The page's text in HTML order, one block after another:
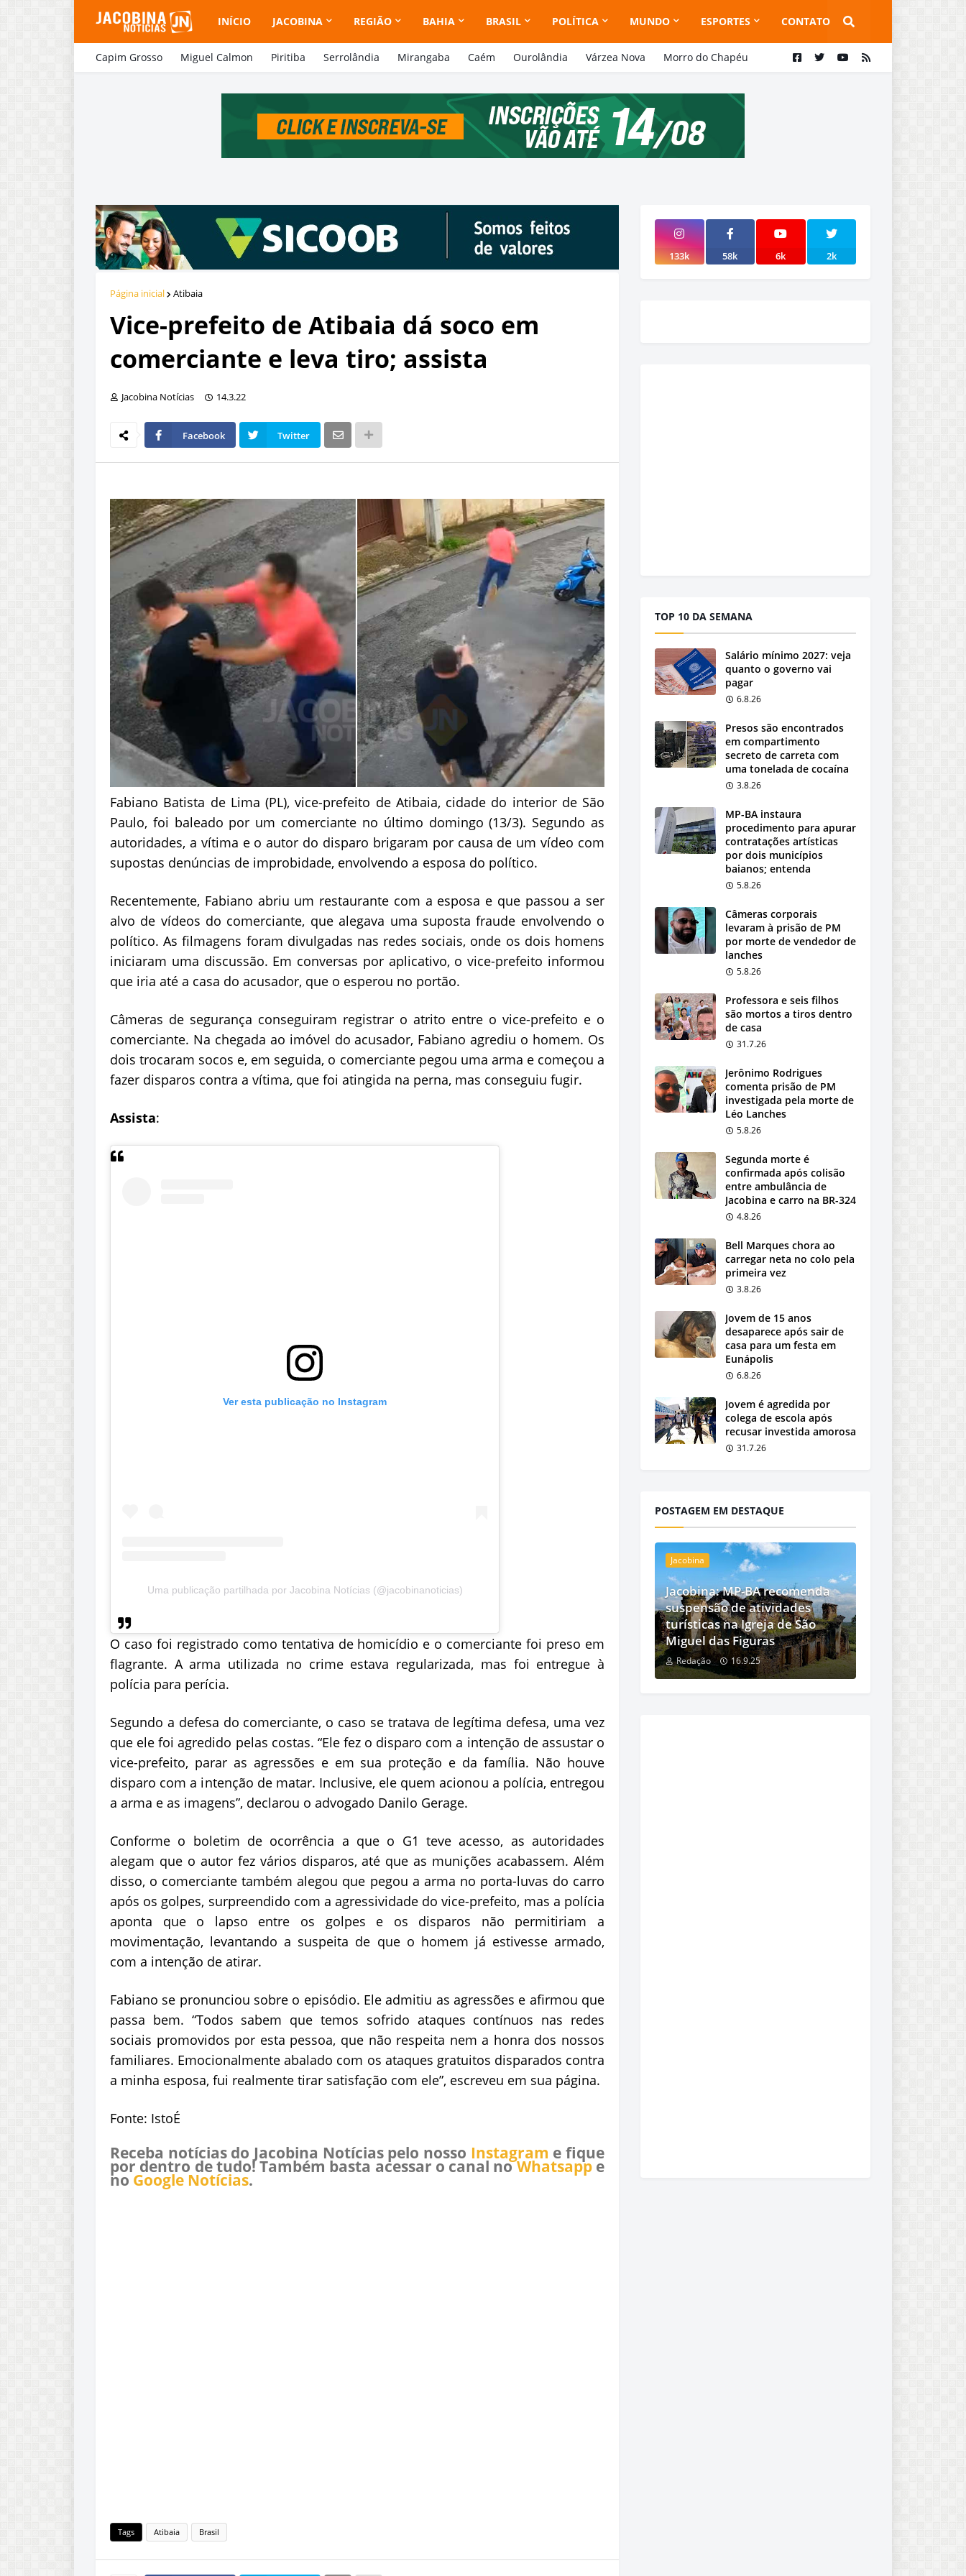
INÍCIO JACOBINA REGIÃO BAHIA BRASIL POLÍTICA MUNDO ESPORTES CONTATO
Capim Grosso Miguel Calmon Piritiba Serrolândia Mirangaba Caém Ourolândia Várzea Nova Morro do Chapéu
Página inicial Atibaia
Vice-prefeito de Atibaia dá soco em
comerciante e leva tiro; assista
Jacobina Notícias 14.3.22
Facebook Twitter
Fabiano Batista de Lima (PL), vice-prefeito de Atibaia, cidade do interior de São
Paulo, foi baleado por um comerciante no último domingo (13/3). Segundo as
autoridades, a vítima e o autor do disparo brigaram por causa de um vídeo com
supostas denúncias de improbidade, envolvendo a esposa do político.
Recentemente, Fabiano abriu um restaurante com a esposa e que passou a ser
alvo de vídeos do comerciante, que alegava uma suposta fraude envolvendo o
político. As filmagens foram divulgadas nas redes sociais, onde os dois homens
iniciaram uma discussão. Em conversas por aplicativo, o vice-prefeito informou
que iria até a casa do acusador, que o esperou no portão.
Câmeras de segurança conseguiram registrar o atrito entre o vice-prefeito e o
comerciante. Na chegada ao imóvel do acusador, Fabiano agrediu o homem. Os
dois trocaram socos e, em seguida, o comerciante pegou uma arma e começou a
fazer disparos contra a vítima, que foi atingida na perna, mas conseguiu fugir.
Assista:
Ver esta publicação no Instagram
Uma publicação partilhada por Jacobina Notícias (@jacobinanoticias)
O caso foi registrado como tentativa de homicídio e o comerciante foi preso em
flagrante. A arma utilizada no crime estava regularizada, mas foi entregue à
polícia para perícia.
Segundo a defesa do comerciante, o caso se tratava de legítima defesa, uma vez
que ele foi agredido pelas costas. “Ele fez o disparo com a intenção de assustar o
vice-prefeito, parar as agressões e em sua proteção e da família. Não houve
disparo com a intenção de matar. Inclusive, ele quem acionou a polícia, entregou
a arma e as imagens”, declarou o advogado Danilo Gerage.
Conforme o boletim de ocorrência a que o G1 teve acesso, as autoridades
alegam que o autor fez vários disparos, até que as munições acabassem. Além
disso, o comerciante também alegou que pegou a arma no porta-luvas do carro
após os golpes, surpreendido com a agressividade do vice-prefeito, mas a polícia
aponta que o lapso entre os golpes e os disparos não permitiriam a
movimentação, levantando a suspeita de que o homem já estivesse armado,
com a intenção de atirar.
Fabiano se pronunciou sobre o episódio. Ele admitiu as agressões e afirmou que
passa bem. “Todos sabem que temos sofrido ataques contínuos nas redes
sociais promovidos por esta pessoa, que não respeita nem a honra dos nossos
familiares. Emocionalmente abalado com os ataques gratuitos disparados contra
a minha esposa, fui realmente tirar satisfação com ele”, escreveu em sua página.
Fonte: IstoÉ
Receba notícias do Jacobina Notícias pelo nosso Instagram e fique
por dentro de tudo! Também basta acessar o canal noWhatsappe
no Google Notícias.
Tags Atibaia Brasil
133k 58k 6k 2k
TOP 10 DA SEMANA
Salário mínimo 2027: veja
quanto o governo vai
pagar
6.8.26
Presos são encontrados
em compartimento
secreto de carreta com
uma tonelada de cocaína
3.8.26
MP-BA instaura
procedimento para apurar
contratações artísticas
por dois municípios
baianos; entenda
5.8.26
Câmeras corporais
levaram à prisão de PM
por morte de vendedor de
lanches
5.8.26
Professora e seis filhos
são mortos a tiros dentro
de casa
31.7.26
Jerônimo Rodrigues
comenta prisão de PM
investigada pela morte de
Léo Lanches
5.8.26
Segunda morte é
confirmada após colisão
entre ambulância de
Jacobina e carro na BR-324
4.8.26
Bell Marques chora ao
carregar neta no colo pela
primeira vez
3.8.26
Jovem de 15 anos
desaparece após sair de
casa para um festa em
Eunápolis
6.8.26
Jovem é agredida por
colega de escola após
recusar investida amorosa
31.7.26
POSTAGEM EM DESTAQUE
Jacobina
Jacobina: MP-BA recomenda
suspensão de atividades
turísticas na Igreja de São
Miguel das Figuras
Redação 16.9.25